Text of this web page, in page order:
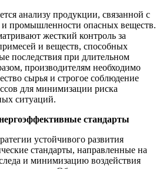
анализу продукции, связанной с
и промышленности опасных веществ.
жесткий контроль за
и веществ, способных
последствия при длительном
производителям необходимо
сырья и строгое соблюдение
для минимизации риска
ситуаций.
стандарты
устойчивого развития
стандарты, направленные на
и минимизацию воздействия